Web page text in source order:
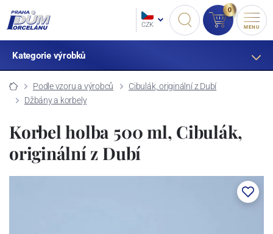
CZK
0
MENU
Kategorie výrobků
Podle vzoru a výrobců
Cibulák, originální z Dubí
Džbány a korbely
Korbel holba 500 ml, Cibulák,
originální z Dubí